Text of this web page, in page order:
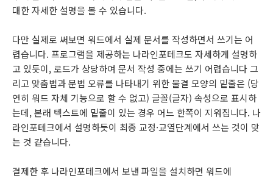
대한 자세한 설명을 볼 수 있습니다.
다만 실제로 써보면 워드에서 실제 문서를 작성하면서 쓰기는 어
렵습니다. 프로그램을 제공하는 나라인포테크도 자세하게 설명하
고 있듯이, 로드가 상당하여 문서 작성 중에는 쓰기 어렵습니다 그
리고 맞춤법과 문법 오류를 나타내기 위한 물결 모양의 밑줄은 (당
연히 워드 자체 기능으로 할 수 없고) 글꼴(글자) 속성으로 표시하
는데, 본래 텍스트에 밑줄이 있는 경우 어느 한쪽이 지워집니다. 나
라인포테크에서 설명하듯이 최종 교정·교열단계에서 쓰는 것이 맞
는 것 같습니다.
결제한 후 나라인포테크에서 보낸 파일을 설치하면 워드에